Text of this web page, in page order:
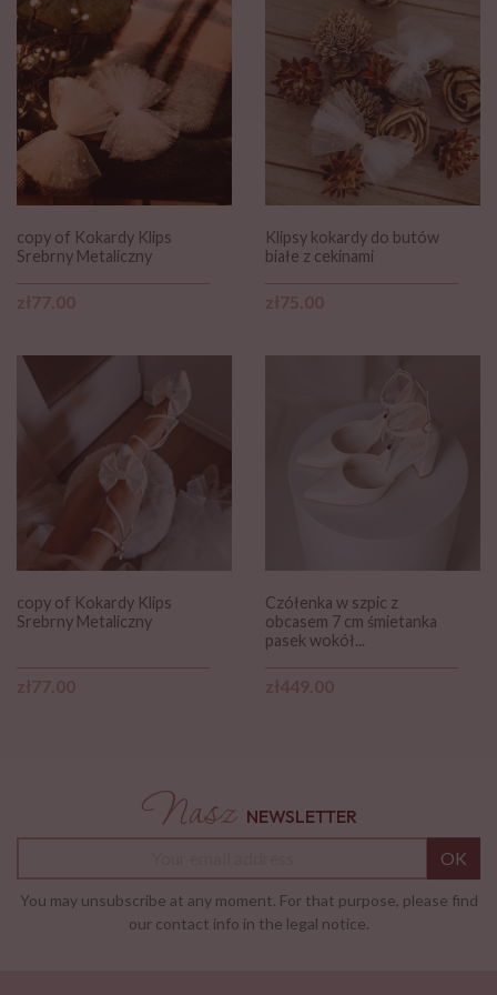
copy of Kokardy Klips
Srebrny Metaliczny
Klipsy kokardy do butów
białe z cekinami
copy of Kokardy Klips
Srebrny Metaliczny
Czółenka w szpic z
obcasem 7 cm śmietanka
pasek wokół...
Nasz NEWSLETTER
OK
You may unsubscribe at any moment. For that purpose, please find
our contact info in the legal notice.